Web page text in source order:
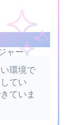
ャー
環境で
てい
ていま